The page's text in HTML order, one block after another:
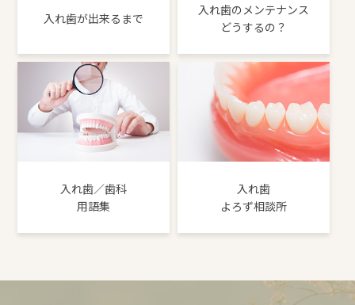
入れ歯が出来るまで
入れ歯のメンテナンス
どうするの？
入れ歯／歯科
用語集
入れ歯
よろず相談所